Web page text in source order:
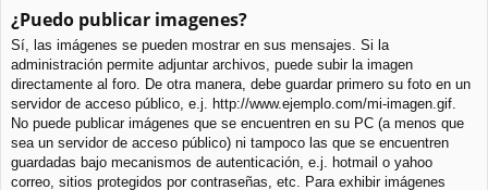
¿Puedo publicar imagenes?
Sí, las imágenes se pueden mostrar en sus mensajes. Si la
administración permite adjuntar archivos, puede subir la imagen
directamente al foro. De otra manera, debe guardar primero su foto en un
servidor de acceso público, e.j. http://www.ejemplo.com/mi-imagen.gif.
No puede publicar imágenes que se encuentren en su PC (a menos que
sea un servidor de acceso público) ni tampoco las que se encuentren
guardadas bajo mecanismos de autenticación, e.j. hotmail o yahoo
correo, sitios protegidos por contraseñas, etc. Para exhibir imágenes